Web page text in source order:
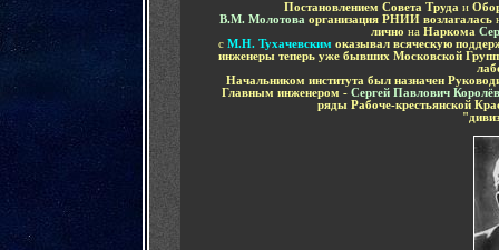
Постановлением Совета Труда и
В.М. Молотова организация РНИИ возлагалась
лично на Наркома
с М.Н. Тухачевским оказывал всяческую
инженеры теперь уже бывших Московской
Начальником института был назначен
Главным инженером - Сергей Павлович Королёв
ряды Рабоче-крестьянской